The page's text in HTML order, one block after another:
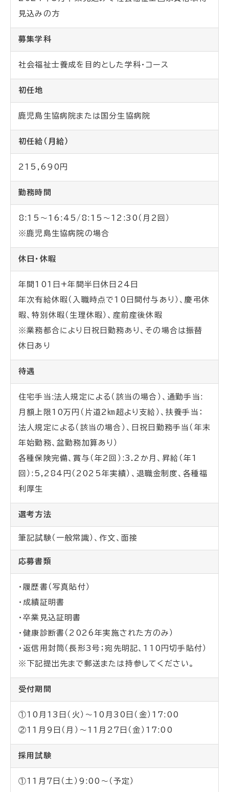
見込みの方
募集学科
社会福祉士養成を目的とした学科・コース
初任地
鹿児島生協病院または国分生協病院
初任給（月給）
215,690円
勤務時間
8:15～16:45/8:15～12:30（月2回）
※鹿児島生協病院の場合
休日・休暇
年間101日+年間半日休日24日
年次有給休暇（入職時点で10日間付与あり）、慶弔休
暇、特別休暇（生理休暇）、産前産後休暇
※業務都合により日祝日勤務あり、その場合は振替
休日あり
待遇
住宅手当 :法人規定による（該当の場合）、通勤手当 :
月額上限10万円（片道2 ㎞超より支給）、扶養手当：
法人規定による（該当の場合）、日祝日勤務手当（年末
年始勤務、盆勤務加算あり）
各種保険完備、賞与（年2 回） :3.2 か月、昇給（年1
回） :5,284 円（ 2025 年実績）、退職金制度、各種福
利厚生
選考方法
筆記試験（一般常識）、作文、面接
応募書類
・履歴書（写真貼付）
・成績証明書
・卒業見込証明書
・健康診断書（2026年実施された方のみ）
・返信用封筒（長形3号；宛先明記、110円切手貼付）
※下記提出先まで郵送または持参してください。
受付期間
①10月13日（火）～10月30日（金）17:00
②11月9日（月）～11月27日（金）17:00
採用試験
①11月7日（土）9:00～（予定）